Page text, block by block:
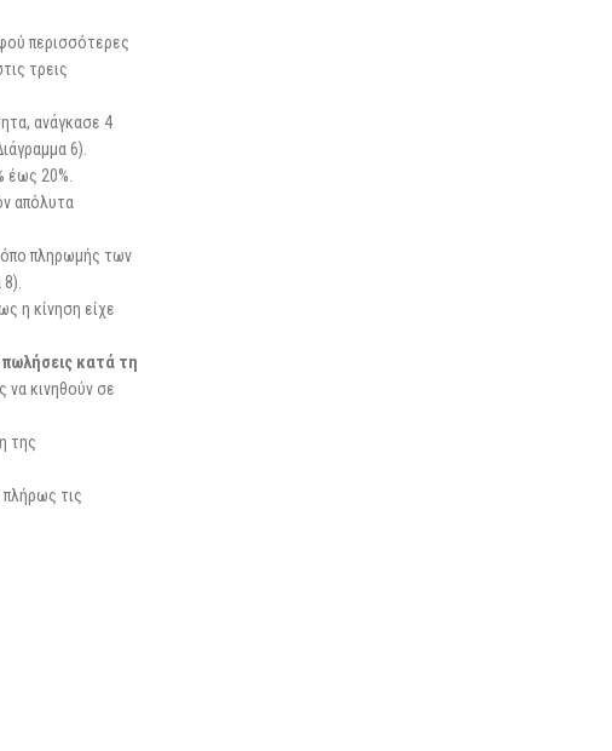
περισσότερες
τρεις
ανάγκασε 4
6).
έως 20%.
απόλυτα
πληρωμής των
η κίνηση είχε
πωλήσεις κατά τη
να κινηθούν σε
της
πλήρως τις